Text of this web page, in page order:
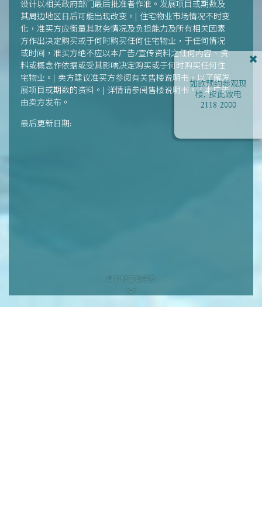
如欲预约参观现
楼, 按此致电
2118 2000
设计以相关政府部门最后批准者作准。发展项目或期数及
其周边地区日后可能出现改变。| 住宅物业市场情况不时变
化，准买方应衡量其财务情况及负担能力及所有相关因素
方作出决定购买或于何时购买任何住宅物业，于任何情况
或时间，准买方绝不应以本广告/宣传资料之任何内容、资
料或概念作依据或受其影响决定购买或于何时购买任何住
宅物业。| 卖方建议准买方参阅有关售楼说明书，以了解发
展项目或期数的资料。| 详情请参阅售楼说明书。 | 本广告
由卖方发布。
最后更新日期:
向下移查看更多
向下移查看更多